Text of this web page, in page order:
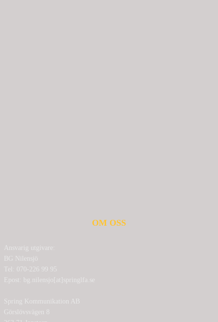
OM OSS
Ansvarig utgivare:
BG Nilensjö
Tel: 070-226 99 95
Epost: bg.nilensjo[at]springlfa.se
Spring Kommunikation AB
Görslövsvägen 8